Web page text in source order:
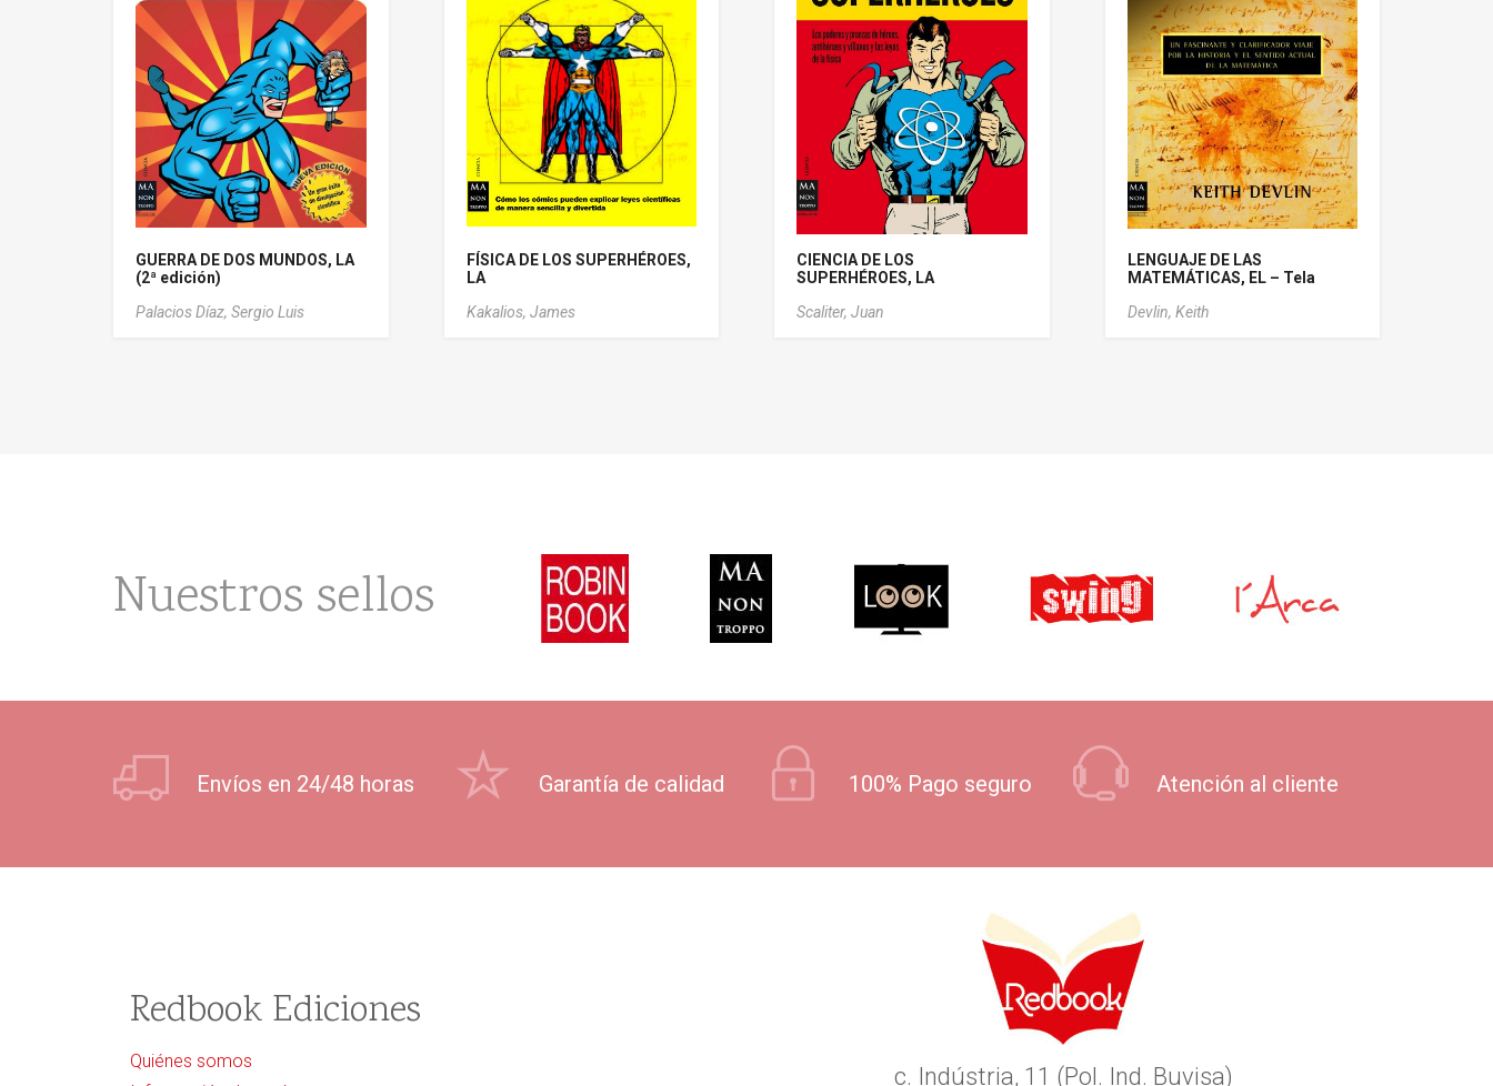
GUERRA DE DOS MUNDOS, LA
(2ª edición)
Palacios Díaz, Sergio Luis
FÍSICA DE LOS SUPERHÉROES,
LA
Kakalios, James
CIENCIA DE LOS
SUPERHÉROES, LA
Scaliter, Juan
LENGUAJE DE LAS
MATEMÁTICAS, EL – Tela
Devlin, Keith
Nuestros sellos
Envíos en 24/48 horas Garantía de calidad 100% Pago seguro Atención al cliente
Redbook Ediciones
Quiénes somos
c. Indústria, 11 (Pol. Ind. Buvisa)